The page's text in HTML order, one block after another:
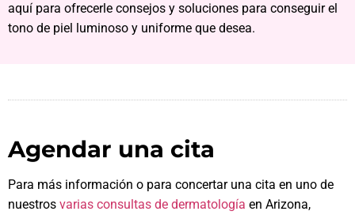
aquí para ofrecerle consejos y soluciones para conseguir el
tono de piel luminoso y uniforme que desea.
Agendar una cita
Para más información o para concertar una cita en uno de
nuestros varias consultas de dermatología en Arizona,